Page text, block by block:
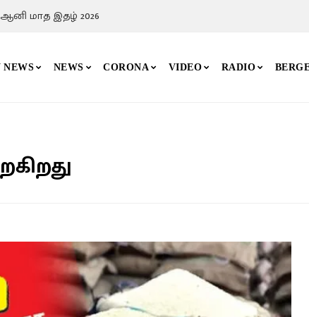
மாத இதழ் 2026
NEWS NEWS CORONA VIDEO RADIO